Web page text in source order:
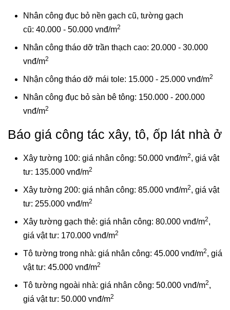
Nhân công đục bỏ nền gạch cũ, tường gạch
cũ: 40.000 - 50.000 vnđ/m2
Nhân công tháo dỡ trần thạch cao: 20.000 - 30.000
vnđ/m2
Nhận công tháo dỡ mái tole: 15.000 - 25.000 vnđ/m2
Nhân công đục bỏ sàn bê tông: 150.000 - 200.000
vnđ/m2
Báo giá công tác xây, tô, ốp lát nhà ở
Xây tường 100: giá nhân công: 50.000 vnđ/m2, giá vật
tư: 135.000 vnđ/m2
Xây tường 200: giá nhân công: 85.000 vnđ/m2, giá vật
tư: 255.000 vnđ/m2
Xây tường gạch thẻ: giá nhân công: 80.000 vnđ/m2,
giá vật tư: 170.000 vnđ/m2
Tô tường trong nhà: giá nhân công: 45.000 vnđ/m2, giá
vật tư: 45.000 vnđ/m2
Tô tường ngoài nhà: giá nhân công: 50.000 vnđ/m2,
giá vật tư: 50.000 vnđ/m2